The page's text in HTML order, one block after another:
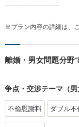
—-------------------------
※プラン内容の詳細は、
離婚・男女問題分野
争点・交渉テーマ（男
不倫慰謝料 ダブル不